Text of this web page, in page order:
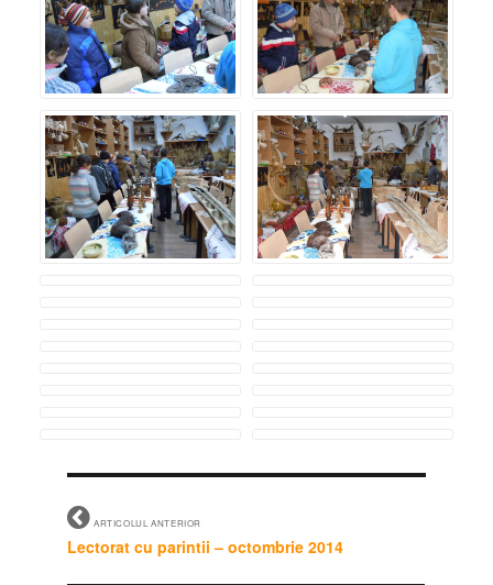
ARTICOLUL ANTERIOR
Lectorat cu parintii – octombrie 2014